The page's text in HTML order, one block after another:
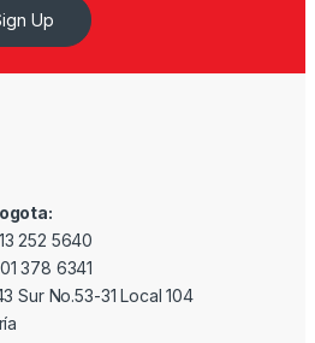
Up
252 5640
378 6341
Sur No.53-31 Local 104